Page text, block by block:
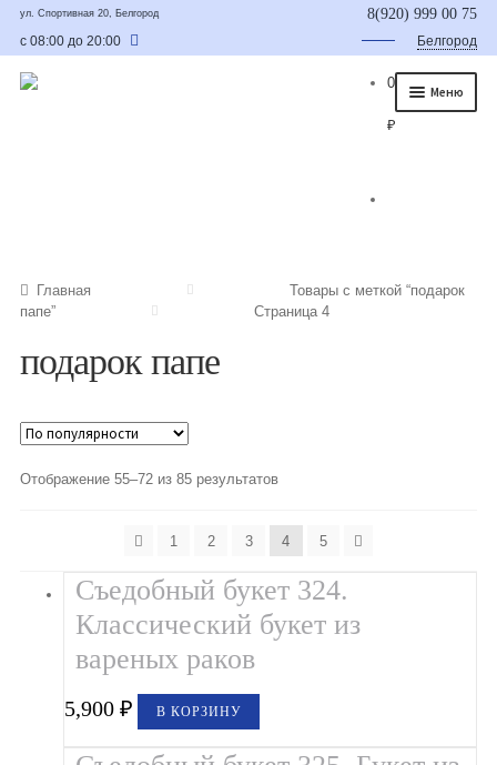
ул. Спортивная 20, Белгород
с 08:00 до 20:00
8(920) 999 00 75
Белгород
Меню
Букет из фруктов и овощей
Сладкие букеты из конфет
Детские букеты
Съедобные Корзины
0
₽
Главная
Товары с меткой “подарок
папе”
Страница 4
подарок папе
Отображение 55–72 из 85 результатов
1 2 3 4 5
Съедобный букет 324.
Классический букет из
вареных раков
5,900₽ В КОРЗИНУ